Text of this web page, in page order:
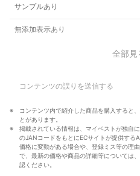
サンプルあり
無添加表示あり
全部見
コンテンツの誤りを送信する
コンテンツ内で紹介した商品を購入すると
とがあります。
掲載されている情報は、マイベストが独自
のJANコードをもとにECサイトが提供する
価格に変動がある場合や、登録ミス等の理
で、最新の価格や商品の詳細等については
認ください。